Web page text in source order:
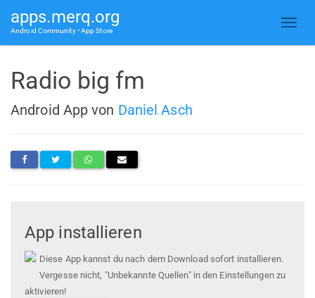
apps.merq.org
Android Community • App Store
Radio big fm
Android App von Daniel Asch
App installieren
Diese App kannst du nach dem Download sofort installieren.
Vergesse nicht, "Unbekannte Quellen" in den Einstellungen zu
aktivieren!